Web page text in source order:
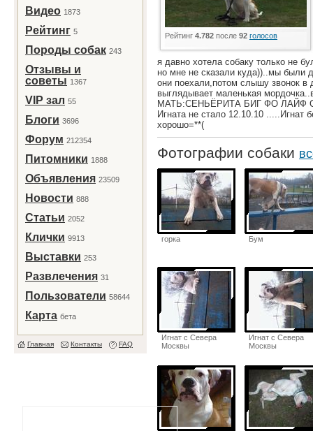
Видео 1873
Рейтинг 5
Породы собак 243
Отзывы и
советы 1367
VIP зал 55
Блоги 3696
Форум 212354
Питомники 1888
Объявления 23509
Новости 888
Статьи 2052
Клички 9913
Выставки 253
Развлечения 31
Пользователи 58644
Карта бета
Главная Контакты FAQ
Рейтинг 4.782 после 92 голосов
я давно хотела собаку только не
но мне не сказали куда))..мы были
они поехали,потом слышу звонок в
выглядывает маленькая
МАТЬ:СЕНЬЁРИТА БИГ ФО
Игната не стало 12.10.10 .....Игнат
хорошо=**(
Фотографии собаки
горка Бум
Игнат с Севера
Москвы
Игнат с Севера
Москвы